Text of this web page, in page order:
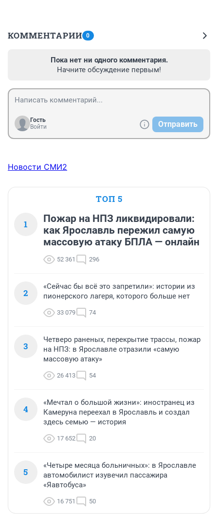
КОММЕНТАРИИ 0
Пока нет ни одного комментария.
Начните обсуждение первым!
Гость
Войти
Отправить
Новости СМИ2
ТОП 5
1
Пожар на НПЗ ликвидировали:
как Ярославль пережил самую
массовую атаку БПЛА — онлайн
52 361 296
2
«Сейчас бы всё это запретили»: истории из
пионерского лагеря, которого больше нет
33 079 74
3
Четверо раненых, перекрытие трассы, пожар
на НПЗ: в Ярославле отразили «самую
массовую атаку»
26 413 54
4
«Мечтал о большой жизни»: иностранец из
Камеруна переехал в Ярославль и создал
здесь семью — история
17 652 20
5
«Четыре месяца больничных»: в Ярославле
автомобилист изувечил пассажира
«Яавтобуса»
16 751 50